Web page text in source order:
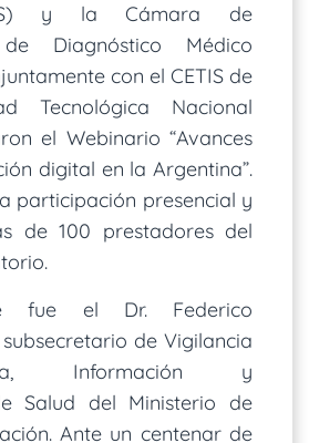
y la Cámara de
de Diagnóstico Médico
con el CETIS de
Tecnológica Nacional
el Webinario “Avances
digital en la Argentina”.
participación presencial y
de 100 prestadores del
fue el Dr. Federico
de Vigilancia
Información y
Salud del Ministerio de
Ante un centenar de